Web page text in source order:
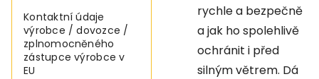
Kontaktní údaje
výrobce / dovozce /
zplnomocněného
zástupce výrobce v
EU
rychle a bezpečně
a jak ho spolehlivě
ochránit i před
silným větrem. Dá